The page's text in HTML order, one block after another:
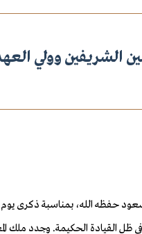
الشريفين وولي
سعود حفظه الله، بمناسبة ذكرى
ظل القيادة الحكيمة. وجدد ملك